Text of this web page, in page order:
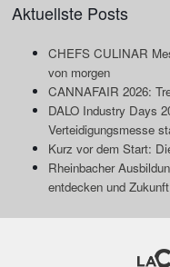
Aktuellste Posts
CHEFS CULINAR
von morgen
CANNAFAIR 2026:
DALO Industry Days
Verteidigungsmesse
Kurz vor dem Start:
Rheinbacher
entdecken und